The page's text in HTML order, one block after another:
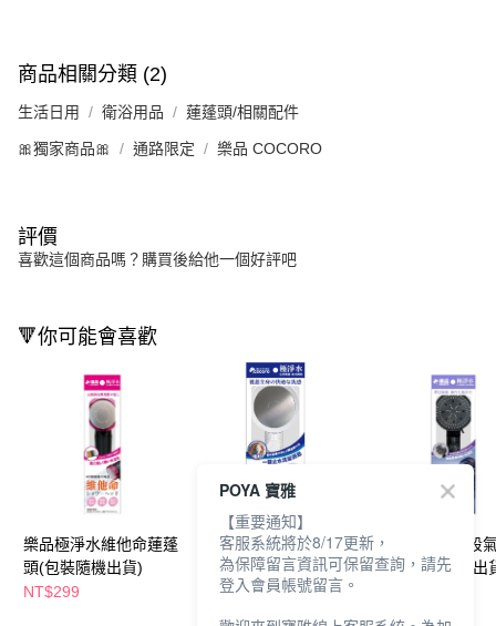
商品相關分類 (2)
生活日用 衛浴用品 蓮蓬頭/相關配件
🎀獨家商品🎀 通路限定 樂品 COCORO
評價
喜歡這個商品嗎？購買後給他一個好評吧
🔻你可能會喜歡
樂品極淨水維他命蓮蓬
頭(包裝隨機出貨)
NT$299
樂品極淨水負離子大面
板蓮蓬頭(包裝隨機出
貨)
NT$399
樂品極淨水五段
蓬頭(包裝隨機出
POYA 寶雅
【重要通知】
客服系統將於8/17更新，
為保障留言資訊可保留查詢，請先
登入會員帳號留言。